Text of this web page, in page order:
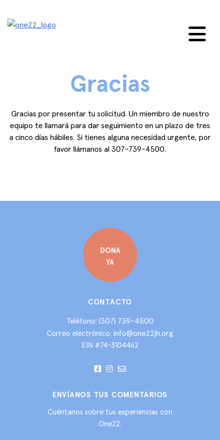
contenido
Gracias
Gracias por presentar tu solicitud. Un miembro de nuestro
equipo te llamará para dar seguimiento en un plazo de tres
a cinco días hábiles. Si tienes alguna necesidad urgente, por
favor llámanos al 307-739-4500.
DONA
YA
CONTACTO
Teléfono: (307) 739-4500
Correo electrónico: info@one22jh.org
EIN #74-3104462
ENVÍANOS TUS COMENTARIOS
Cuéntanos sobre tus experiencias con
One22.